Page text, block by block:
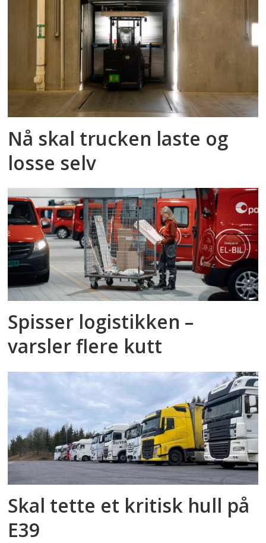
Nå skal trucken laste og
losse selv
Spisser logistikken –
varsler flere kutt
Skal tette et kritisk hull på
E39